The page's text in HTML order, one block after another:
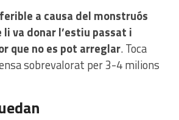
a causa del monstruós
va donar l’estiu passat i
que no es pot arreglar. Toca
sobrevalorat per 3-4 milions